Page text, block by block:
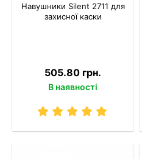
Навушники Silent 2711 для
захисної каски
505.80 грн.
В наявності